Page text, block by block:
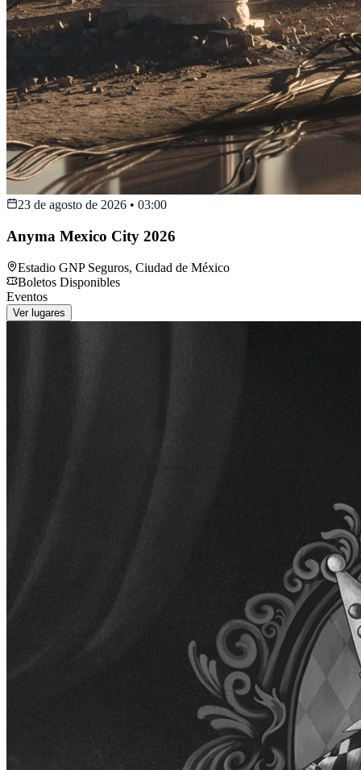
23 de agosto de 2026 • 03:00
Anyma Mexico City 2026
Estadio GNP Seguros, Ciudad de México
Boletos Disponibles
Eventos
Ver lugares